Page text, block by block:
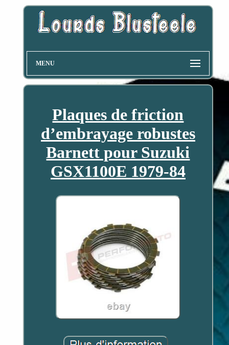
MENU
Plaques de friction
d’embrayage robustes
Barnett pour Suzuki
GSX1100E 1979-84